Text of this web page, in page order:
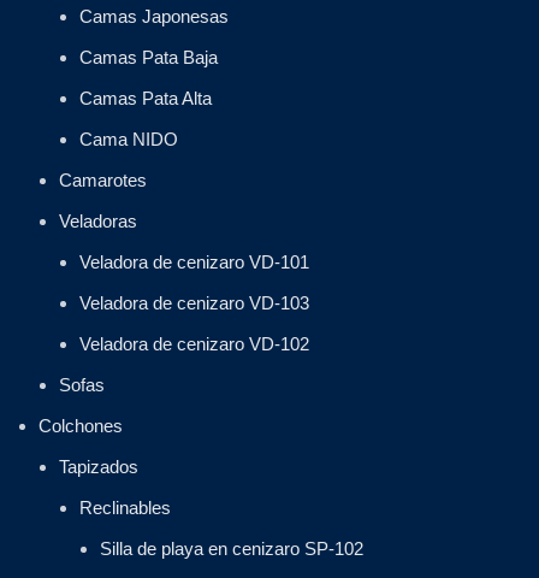
Camas Japonesas
Camas Pata Baja
Camas Pata Alta
Cama NIDO
Camarotes
Veladoras
Veladora de cenizaro VD-101
Veladora de cenizaro VD-103
Veladora de cenizaro VD-102
Sofas
Colchones
Tapizados
Reclinables
Silla de playa en cenizaro SP-102